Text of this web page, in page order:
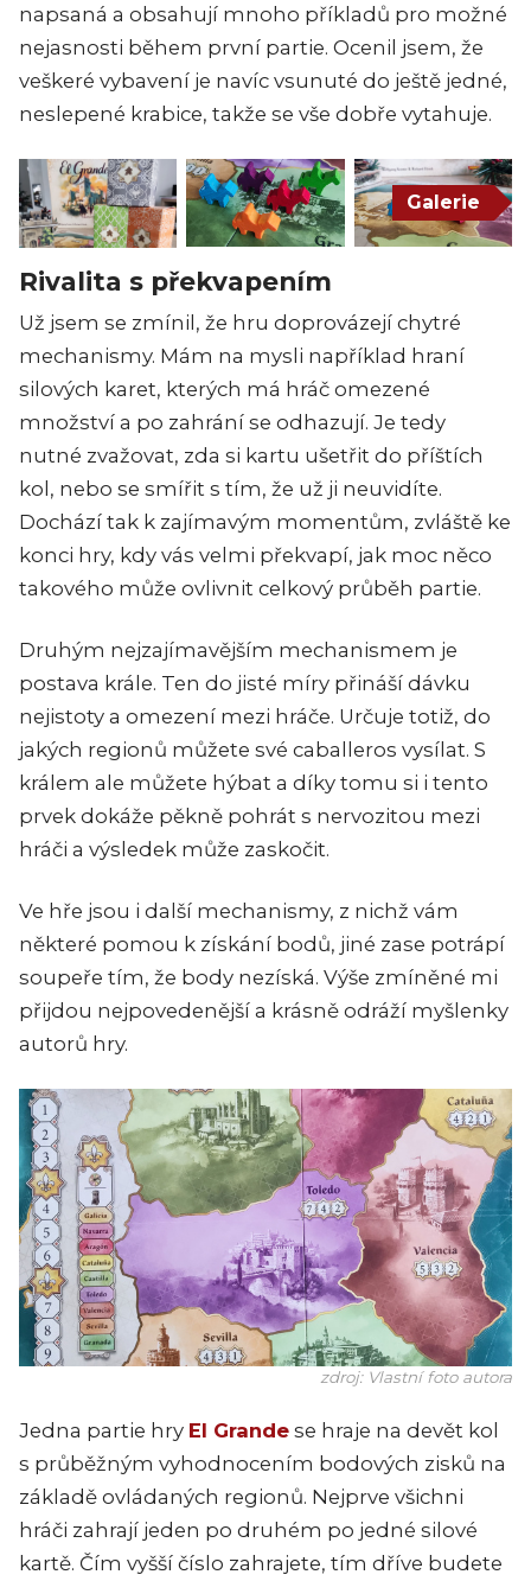
napsaná a obsahují mnoho příkladů pro možné
nejasnosti během první partie. Ocenil jsem, že
veškeré vybavení je navíc vsunuté do ještě jedné,
neslepené krabice, takže se vše dobře vytahuje.
Galerie
Rivalita s překvapením
Už jsem se zmínil, že hru doprovázejí chytré
mechanismy. Mám na mysli například hraní
silových karet, kterých má hráč omezené
množství a po zahrání se odhazují. Je tedy
nutné zvažovat, zda si kartu ušetřit do příštích
kol, nebo se smířit s tím, že už ji neuvidíte.
Dochází tak k zajímavým momentům, zvláště ke
konci hry, kdy vás velmi překvapí, jak moc něco
takového může ovlivnit celkový průběh partie.
Druhým nejzajímavějším mechanismem je
postava krále. Ten do jisté míry přináší dávku
nejistoty a omezení mezi hráče. Určuje totiž, do
jakých regionů můžete své caballeros vysílat. S
králem ale můžete hýbat a díky tomu si i tento
prvek dokáže pěkně pohrát s nervozitou mezi
hráči a výsledek může zaskočit.
Ve hře jsou i další mechanismy, z nichž vám
některé pomou k získání bodů, jiné zase potrápí
soupeře tím, že body nezíská. Výše zmíněné mi
přijdou nejpovedenější a krásně odráží myšlenky
autorů hry.
zdroj: Vlastní foto autora
Jedna partie hry El Grande se hraje na devět kol
s průběžným vyhodnocením bodových zisků na
základě ovládaných regionů. Nejprve všichni
hráči zahrají jeden po druhém po jedné silové
kartě. Čím vyšší číslo zahrajete, tím dříve budete